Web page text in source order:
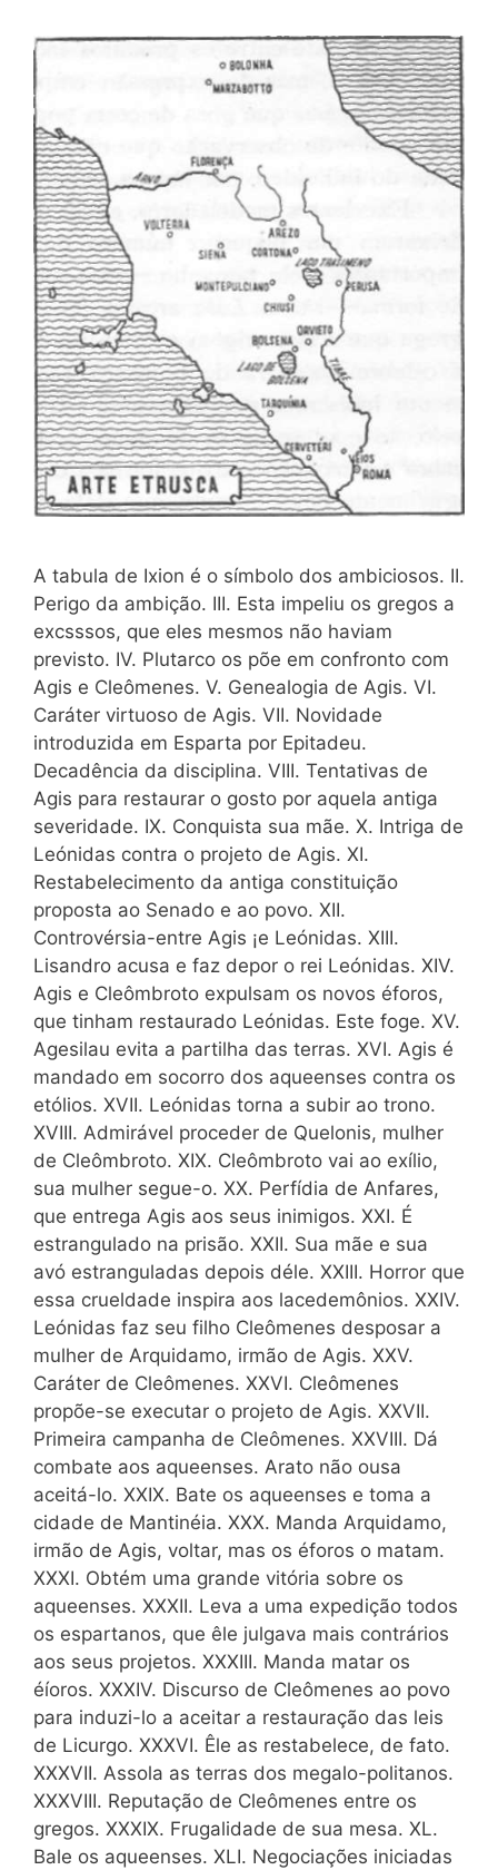
A tabula de Ixion é o símbolo dos ambiciosos. II.
Perigo da ambição. III. Esta impeliu os gregos a
excsssos, que eles mesmos não haviam
previsto. IV. Plutarco os põe em confronto com
Agis e Cleômenes. V. Genealogia de Agis. VI.
Caráter virtuoso de Agis. VII. Novidade
introduzida em Esparta por Epitadeu.
Decadência da disciplina. VIII. Tentativas de
Agis para restaurar o gosto por aquela antiga
severidade. IX. Conquista sua mãe. X. Intriga de
Leónidas contra o projeto de Agis. XI.
Restabelecimento da antiga constituição
proposta ao Senado e ao povo. XII.
Controvérsia-entre Agis ¡e Leónidas. XIII.
Lisandro acusa e faz depor o rei Leónidas. XIV.
Agis e Cleômbroto expulsam os novos éforos,
que tinham restaurado Leónidas. Este foge. XV.
Agesilau evita a partilha das terras. XVI. Agis é
mandado em socorro dos aqueenses contra os
etólios. XVII. Leónidas torna a subir ao trono.
XVIII. Admirável proceder de Quelonis, mulher
de Cleômbroto. XIX. Cleômbroto vai ao exílio,
sua mulher segue-o. XX. Perfídia de Anfares,
que entrega Agis aos seus inimigos. XXI. É
estrangulado na prisão. XXII. Sua mãe e sua
avó estranguladas depois déle. XXIII. Horror que
essa crueldade inspira aos lacedemônios. XXIV.
Leónidas faz seu filho Cleômenes desposar a
mulher de Arquidamo, irmão de Agis. XXV.
Caráter de Cleômenes. XXVI. Cleômenes
propõe-se executar o projeto de Agis. XXVII.
Primeira campanha de Cleômenes. XXVIII. Dá
combate aos aqueenses. Arato não ousa
aceitá-lo. XXIX. Bate os aqueenses e toma a
cidade de Mantinéia. XXX. Manda Arquidamo,
irmão de Agis, voltar, mas os éforos o matam.
XXXI. Obtém uma grande vitória sobre os
aqueenses. XXXII. Leva a uma expedição todos
os espartanos, que êle julgava mais contrários
aos seus projetos. XXXIII. Manda matar os
éíoros. XXXIV. Discurso de Cleômenes ao povo
para induzi-lo a aceitar a restauração das leis
de Licurgo. XXXVI. Êle as restabelece, de fato.
XXXVII. Assola as terras dos megalo-politanos.
XXXVIII. Reputação de Cleômenes entre os
gregos. XXXIX. Frugalidade de sua mesa. XL.
Bale os aqueenses. XLI. Negociações iniciadas